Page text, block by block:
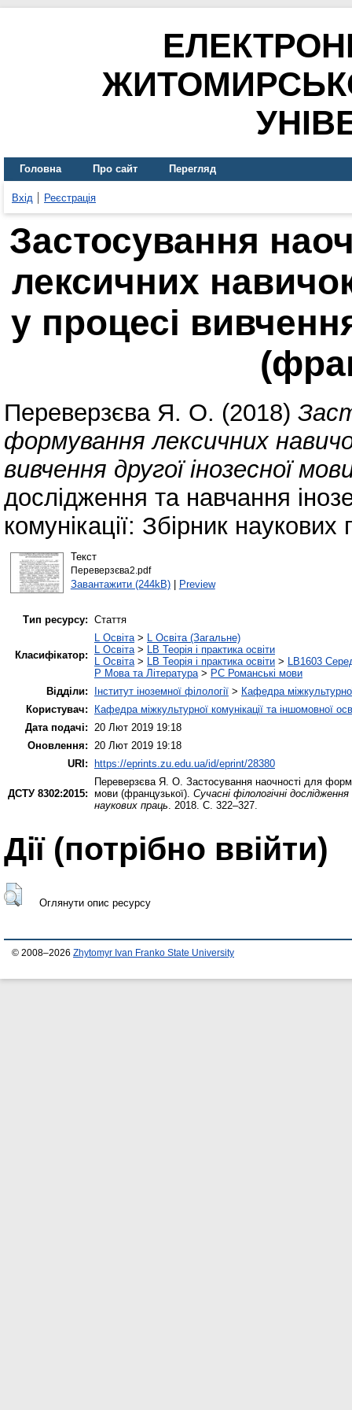
Головна Про сайт Перегляд
Вхід Реєстрація
Застосування
лексичних
у процесі
Переверзєва Я. О. (2018)
формування лексичних
вивчення другої інозесної
дослідження та навчання
комунікації: Збірник
Текст
Переверзєва2.pdf
Завантажити (244kB)| Preview
Тип ресурсу: Стаття
Класифікатор:
L Освіта> L Освіта (Загальне)
L Освіта> LB Теорія і практика освіти
L Освіта> LB Теорія і практика освіти > LB1603
P Мова та Література> PC Романські мови
Відділи:
Інститут іноземної філології > Кафедра
Користувач:
Кафедра міжкультурної комунікації та іншомовної
Дата подачі: 20 Лют 2019 19:18
Оновлення: 20 Лют 2019 19:18
URI:
https://eprints.zu.edu.ua/id/eprint/28380
ДСТУ 8302:2015:
Переверзєва Я. О. Застосування наочності для
мови (французької). Сучасні філологічні
наукових праць. 2018. С. 322–327.
Дії ​​(потрібно ввійти)
Оглянути опис ресурсу
© 2008–2026 Zhytomyr Ivan Franko State University